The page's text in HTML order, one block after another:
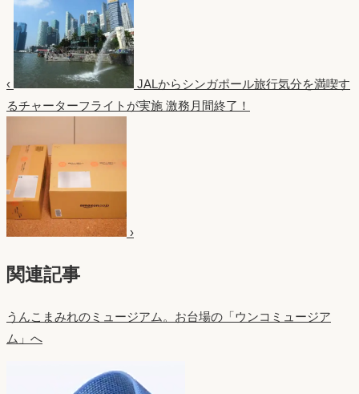
‹
JALからシンガポール旅行気分を満喫す
るチャーターフライトが実施 激務月間終了！
›
関連記事
うんこまみれのミュージアム。お台場の「ウンコミュージア
ム」へ